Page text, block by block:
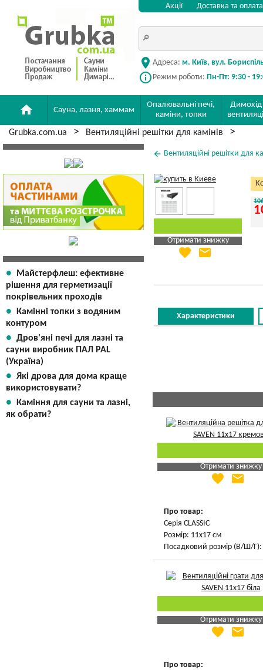
Акції Доставка та оплата
location_on Адреса: м. Київ, вул.
info_outline Режим роботи: Пн-Пт: 9:30 -
home Сауна, лазня, хаммам
Опалювальні печі,
каміни, топки
Grubka.com.ua Вентиляційні решітки для камінів
Майстерфлеш: ефективне
рішення для герметизації
покрівельних проходів
Камінні топки з водяним
контуром
Дров'яні печі для лазні та
сауни виробник ПАЛ PAL
(Україна)
Які дрова для дома краще
використовувати?
Каміння для сауни та лазні,
як обрати?
arrow_back Вентиляційні решітки для
Отримати знижку
Яка Ваша ціна
favorite email
Характеристики
Отримати знижку
Яка Ваша ціна
favorite email
Про товар:
Серія CLASSIC
Розмір: 11х17 см
Посадковий розмір (В/Ш/Г):
Отримати знижку
Яка Ваша ціна
favorite email
Про товар: